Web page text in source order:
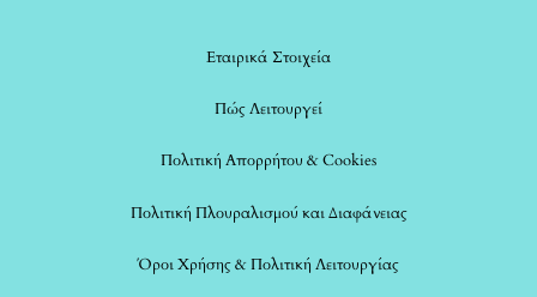
Εταιρικά Στοιχεία
Πώς Λειτουργεί
Πολιτική Απορρήτου & Cookies
Πολιτική Πλουραλισμού και Διαφάνειας
Όροι Χρήσης & Πολιτική Λειτουργίας